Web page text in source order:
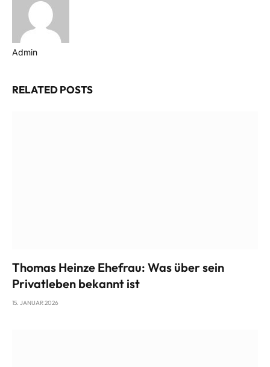
Admin
RELATEDPOSTS
Thomas Heinze Ehefrau: Was über sein
Privatleben bekannt ist
15. JANUAR 2026